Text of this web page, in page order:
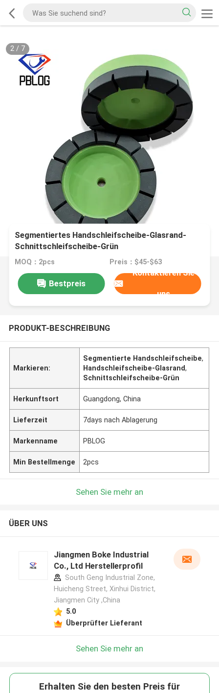
3/ 7
Segmentiertes Handschleifscheibe-Glasrand-
Schnittschleifscheibe-Grün
MOQ：2pcs Preis：$45-$63
Bestpreis
Kontaktieren Sie
uns
PRODUKT-BESCHREIBUNG
Markieren:
Segmentierte Handschleifscheibe,
Handschleifscheibe-Glasrand,
Schnittschleifscheibe-Grün
Herkunftsort Guangdong, China
Lieferzeit 7days nach Ablagerung
Markenname PBLOG
Min Bestellmenge 2pcs
Sehen Sie mehr an
ÜBER UNS
Jiangmen Boke Industrial
Co., Ltd Herstellerprofil
South Geng Industrial Zone,
Huicheng Street, Xinhui District,
Jiangmen City ,China
5.0
Überprüfter Lieferant
Sehen Sie mehr an
Erhalten Sie den besten Preis für